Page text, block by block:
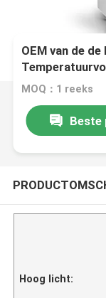
OEM van de
MOQ：1 reeks
Beste
Hoog licht: